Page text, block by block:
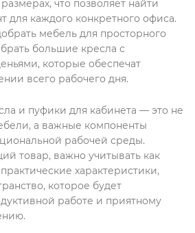
что позволяет найти
для каждого конкретного офиса.
мебель для просторного
большие кресла с
которые обеспечат
всего рабочего дня.
и пуфики для кабинета — это не
а важные компоненты
рабочей среды.
товар, важно учитывать как
характеристики,
которое будет
работе и приятному